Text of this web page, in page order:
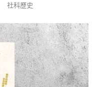
社科歷史